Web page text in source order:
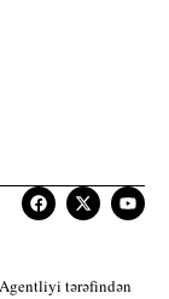
tərəfindən